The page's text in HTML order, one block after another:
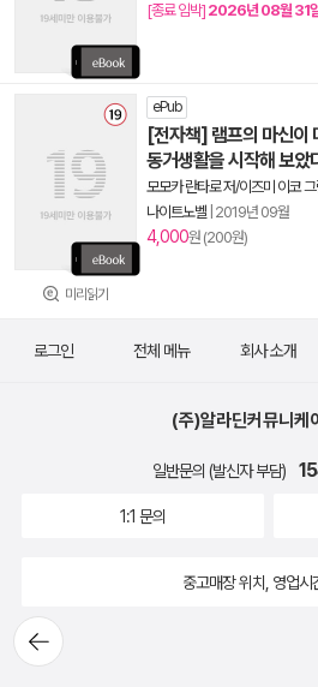
[종료 임박] 2026년 08월 31
미리읽기
ePub
[전자책] 램프의 마신이
동거생활을 시작해 보았
모모카 란타로 저/이즈미 이코
나이트노벨 2019년 09월
4,000원 (200원)
뒤로가
기
로그인 전체 메뉴 회사 소개
(주)알라딘커뮤니케
일반문의 (발신자 부담)
1:1 문의
중고매장 위치, 영업시